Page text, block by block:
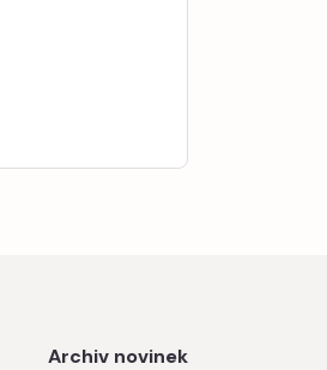
Archiv novinek